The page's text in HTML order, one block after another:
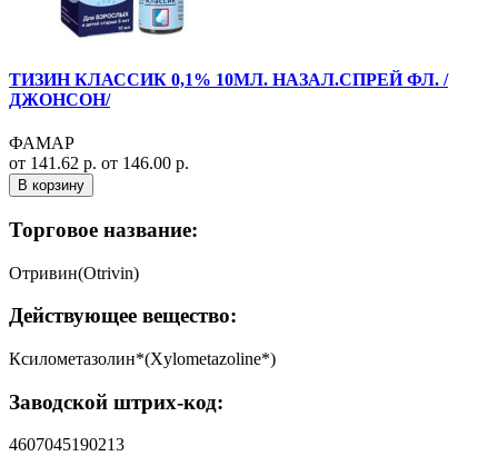
ТИЗИН КЛАССИК 0,1% 10МЛ. НАЗАЛ.СПРЕЙ ФЛ. /
ДЖОНСОН/
ФАМАР
от 141.62 р. от 146.00 р.
В корзину
Торговое название:
Отривин(Otrivin)
Действующее вещество:
Ксилометазолин*(Xylometazoline*)
Заводской штрих-код:
4607045190213